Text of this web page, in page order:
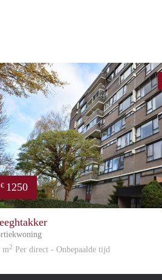
€ 1250
m2 Per direct - Onbepaalde tijd